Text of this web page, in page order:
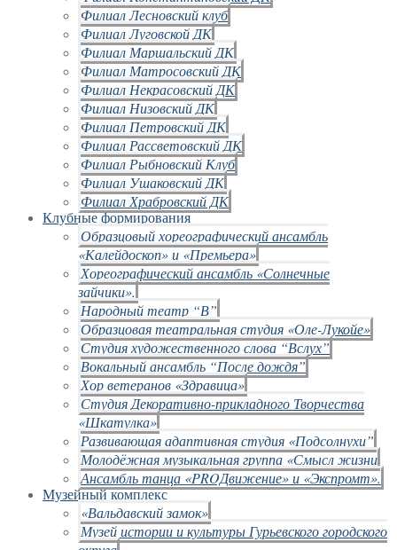
Филиал Лесновский клуб
Филиал Луговской ДК
Филиал Маршальский ДК
Филиал Матросовский ДК
Филиал Некрасовский ДК
Филиал Низовский ДК
Филиал Петровский ДК
Филиал Рассветовский ДК
Филиал Рыбновский Клуб
Филиал Ушаковский ДК
Филиал Храбровский ДК
Клубные формирования
Образцовый хореографический ансамбль
«Калейдоскоп» и «Премьера»
Хореографический ансамбль «Солнечные
зайчики».
Народный театр “В”
Образцовая театральная студия «Оле-Лукойе»
Студия художественного слова “Вслух”
Вокальный ансамбль “После дождя”
Хор ветеранов «Здравица»
Студия Декоративно-прикладного Творчества
«Шкатулка»
Развивающая адаптивная студия «Подсолнухи”
Молодёжная музыкальная группа «Смысл жизни
Ансамбль танца «PROДвижение» и «Экспромт».
Музейный комплекс
«Вальдавский замок»
Музей истории и культуры Гурьевского городского